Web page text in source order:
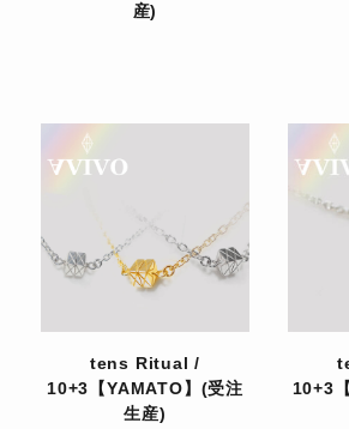
産)
tens Ritual /
10+3【YAMATO】(受注
生産)
10+3